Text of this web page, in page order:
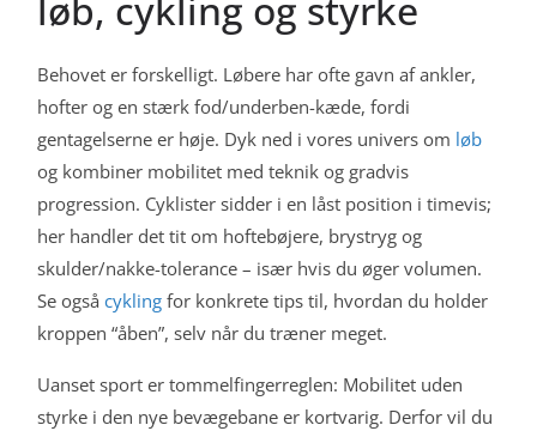
løb, cykling og styrke
Behovet er forskelligt. Løbere har ofte gavn af ankler,
hofter og en stærk fod/underben-kæde, fordi
gentagelserne er høje. Dyk ned i vores univers om løb
og kombiner mobilitet med teknik og gradvis
progression. Cyklister sidder i en låst position i timevis;
her handler det tit om hoftebøjere, brystryg og
skulder/nakke-tolerance – især hvis du øger volumen.
Se også cykling for konkrete tips til, hvordan du holder
kroppen “åben”, selv når du træner meget.
Uanset sport er tommelfingerreglen: Mobilitet uden
styrke i den nye bevægebane er kortvarig. Derfor vil du